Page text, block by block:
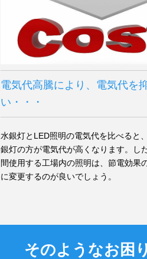
電気代高騰により、電気代を
い・・・
水銀灯とLED照明の電気代を比べると
銀灯の方が電気代が高くなります。し
間使用する工場内の照明は、節電効果
に変更するのが良いでしょう。
そのようなお困